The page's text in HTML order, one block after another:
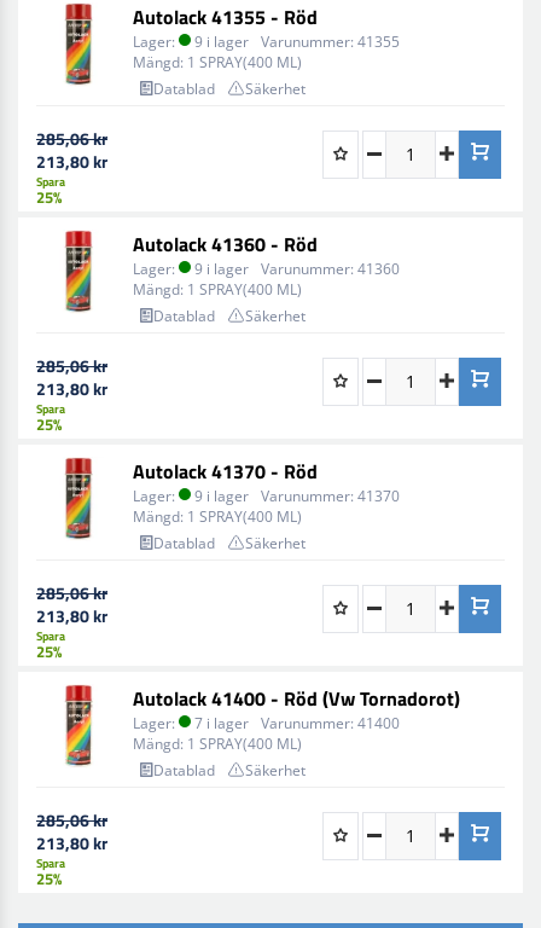
Autolack 41355 - Röd
Lager: 9 i lager Varunummer: 41355
Mängd: 1 SPRAY(400 ML)
Datablad
Säkerhet
285,06 kr
213,80 kr
Spara
25%
Autolack 41360 - Röd
Lager: 9 i lager Varunummer: 41360
Mängd: 1 SPRAY(400 ML)
Datablad
Säkerhet
285,06 kr
213,80 kr
Spara
25%
Autolack 41370 - Röd
Lager: 9 i lager Varunummer: 41370
Mängd: 1 SPRAY(400 ML)
Datablad
Säkerhet
285,06 kr
213,80 kr
Spara
25%
Autolack 41400 - Röd (Vw Tornadorot)
Lager: 7 i lager Varunummer: 41400
Mängd: 1 SPRAY(400 ML)
Datablad
Säkerhet
285,06 kr
213,80 kr
Spara
25%